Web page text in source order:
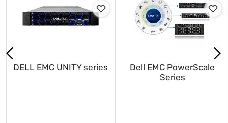
DELL EMC UNITY series
Dell EMC PowerScale
Series